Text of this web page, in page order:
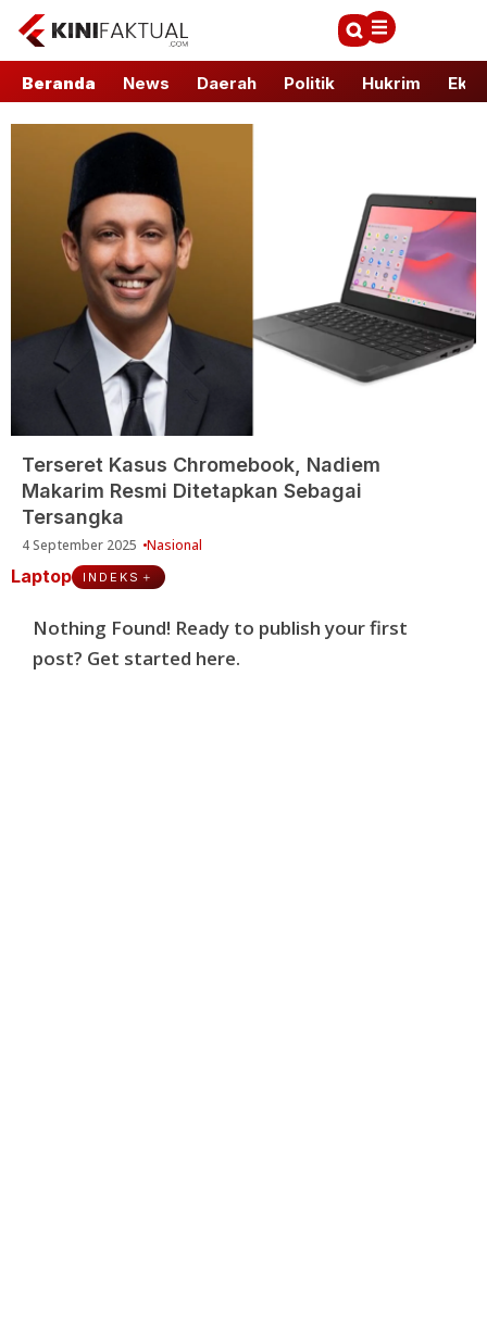
Beranda News Daerah Politik Hukrim
Terseret Kasus Chromebook, Nadiem
Makarim Resmi Ditetapkan Sebagai
Tersangka
4 September 2025 Nasional
Laptop INDEKS
Nothing Found! Ready to publish your first
post? Get started here.